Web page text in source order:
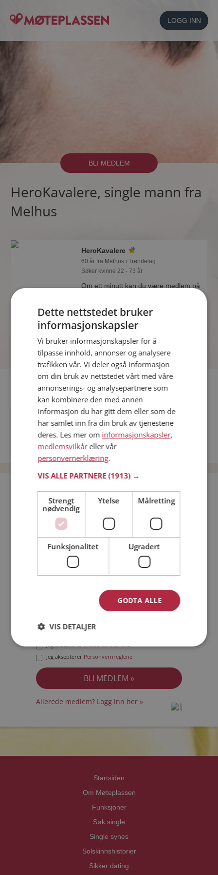
LOGG INN
BLI MEDLEM
HeroKavalere, single mann fra
Melhus
HeroKavalere
60 år fra Melhus i Trøndelag
Søker kvinne 22 - 73 år
Om ett minutt kan du være medlem på
lettere å finne kjærligheten på nettet!
Online nå!
Fler single
Flere singlemenn fra Melhus :Stian,guszeh ,Only me to
Kvinner fra Melhus
Date kvinner i Norge
Date menn i Norge
Bli medlem gratis!
Jeg er en: Mann Kvinne
Min alder:
Jeg akseptererMedlemsvilkårene
Jeg aksepterer Personvernreglene
Allerede medlem? Logg inn her »
Startsiden
Om Møteplassen
Funksjoner
Søk single
Single synes
Solskinnshistorier
Sikker dating
Dette nettstedet bruker
informasjonskapsler
Vi bruker informasjonskapsler for å
tilpasse innhold, annonser og analysere
trafikken vår. Vi deler også informasjon
om din bruk av nettstedet vårt med våre
annonserings- og analysepartnere som
kan kombinere den med annen
informasjon du har gitt dem eller som de
har samlet inn fra din bruk av tjenestene
deres. Les mer om informasjonskapsler,
medlemsvilkåreller vår
personvernerklæring.
VIS ALLE PARTNERE(1913) →
Strengt
nødvendig
Ytelse Målretting
Funksjonalitet Ugradert
GODTA ALLE
VIS DETALJER